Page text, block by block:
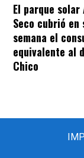
El parque solar
Seco cubrió en
semana el
equivalente al
Chico